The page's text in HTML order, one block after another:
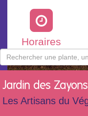
Horaires
Jardin des Zayons
Les Artisans du